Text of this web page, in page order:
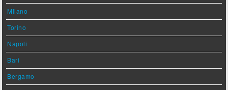
Milano
Torino
Napoli
Bari
Bergamo